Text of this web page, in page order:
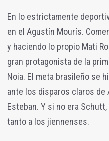
En lo estrictamente
en el Agustín Mourís.
y haciendo lo propio Mati
gran protagonista de la
Noia. El meta brasileño se
ante los disparos claros de
Esteban. Y si no era
tanto a los jiennenses.